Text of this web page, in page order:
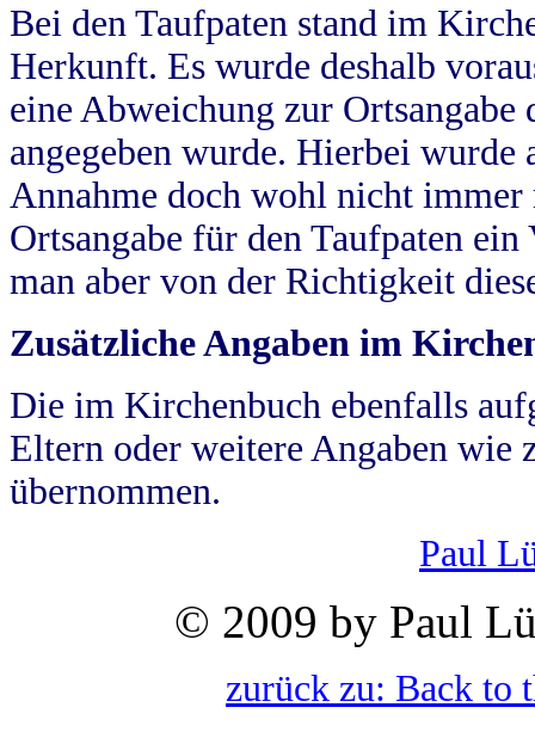
Bei den Taufpaten stand im
Herkunft. Es wurde deshalb
eine Abweichung zur
angegeben wurde. Hierbei wurde
Annahme doch wohl nicht
Ortsangabe für den Taufpaten
man aber von der Richtigkeit
Zusätzliche Angaben im
Die im Kirchenbuch ebenfalls
Eltern oder weitere Angaben wie
übernommen.
Paul
© 2009 by Paul
zurück zu: Back to